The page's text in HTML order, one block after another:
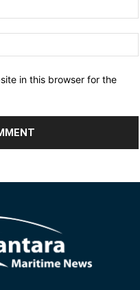
in this browser for the